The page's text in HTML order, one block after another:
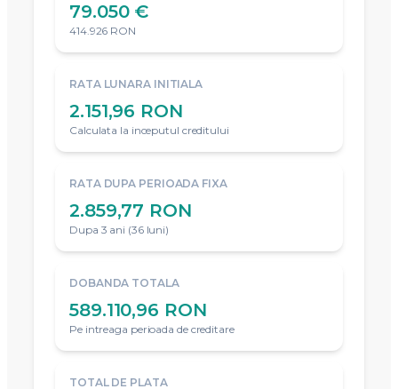
79.050 €
414.926 RON
RATA LUNARA INITIALA
2.151,96 RON
Calculata la inceputul creditului
RATA DUPA PERIOADA FIXA
2.859,77 RON
Dupa 3 ani (36 luni)
DOBANDA TOTALA
589.110,96 RON
Pe intreaga perioada de creditare
TOTAL DE PLATA